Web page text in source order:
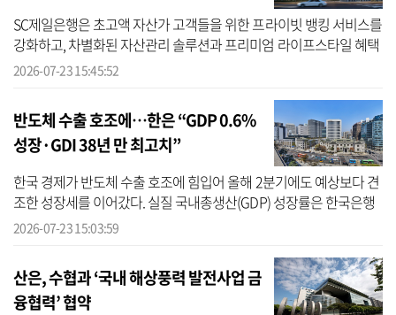
SC제일은행은 초고액 자산가 고객들을 위한 프라이빗 뱅킹 서비스를
강화하고, 차별화된 자산관리 솔루션과 프리미엄 라이프스타일 혜택
을 제공하는 특별 프로그램을 선보였다고 23일 밝혔다. 프라이빗 뱅
2026-07-23 15:45:52
반도체 수출 호조에…한은 “GDP 0.6%
성장·GDI 38년 만 최고치”
한국 경제가 반도체 수출 호조에 힘입어 올해 2분기에도 예상보다 견
조한 성장세를 이어갔다. 실질 국내총생산(GDP) 성장률은 한국은행
전망치를 웃돌았으며, 실질 국내총소득(GDI)은 38년여 만에 최고 증
2026-07-23 15:03:59
산은, 수협과 ‘국내 해상풍력 발전사업 금
융협력’ 협약